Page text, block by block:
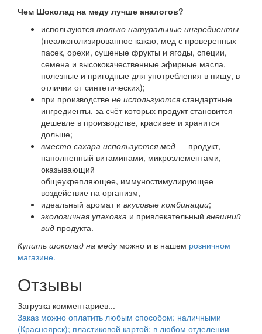
Чем Шоколад на меду лучше аналогов?
используются только натуральные ингредиенты
(неалкоголизированное какао, мед с проверенных
пасек, орехи, сушеные фрукты и ягоды, специи,
семена и высококачественные эфирные масла,
полезные и пригодные для употребления в пищу, в
отличии от синтетических);
при производстве не используются стандартные
ингредиенты, за счёт которых продукт становится
дешевле в производстве, красивее и хранится
дольше;
вместо сахара используется мед — продукт,
наполненный витаминами, микроэлементами,
оказывающий
общеукрепляющее, иммуностимулирующее
воздействие на организм,
идеальный аромат и вкусовые комбинации;
экологичная упаковка и привлекательный внешний
вид продукта.
Купить шоколад на меду можно и в нашем розничном
магазине.
Отзывы
Загрузка комментариев...
Заказ можно оплатить любым способом: наличными
(Красноярск); пластиковой картой; в любом отделении